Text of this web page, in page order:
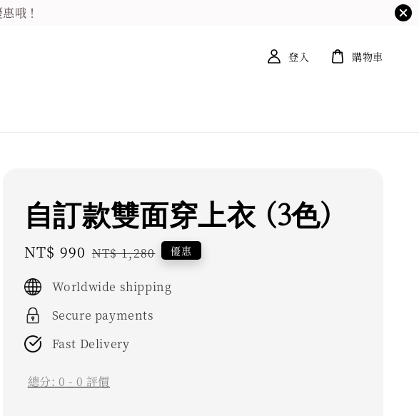
哦！
登入 購物車
自訂款雙面穿上衣 (3色)
Sale
NT$ 990 Regular
NT$ 1,280 優惠
Worldwide shipping
Secure payments
Fast Delivery
總分:0 - 0 評價